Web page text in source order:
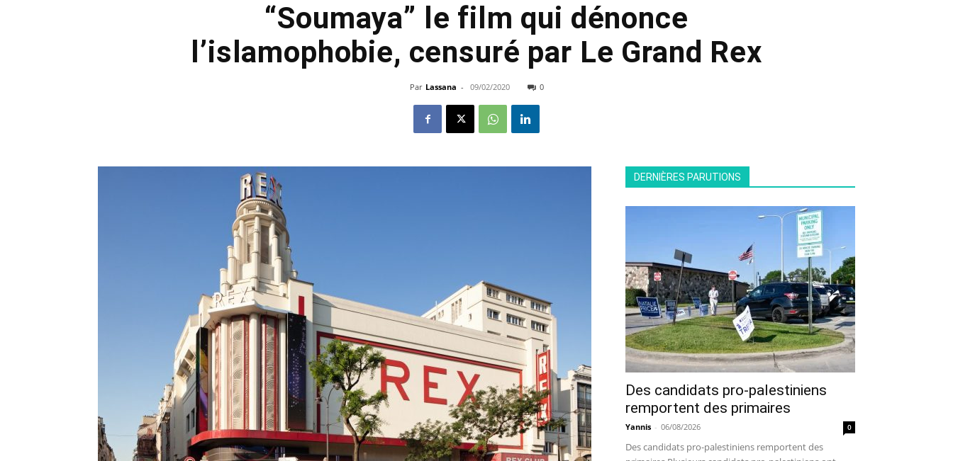
“Soumaya” le film qui dénonce
l’islamophobie, censuré par Le Grand Rex
Par Lassana - 09/02/2020 0
DERNIÈRES PARUTIONS
Des candidats pro-palestiniens
remportent des primaires
Yannis - 06/08/2026 0
Des candidats pro-palestiniens remportent des